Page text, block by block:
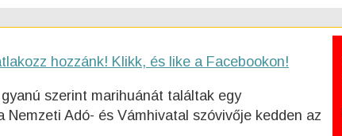
hozzánk! Klikk, és like a Facebookon!
szerint marihuánát találtak egy
Adó- és Vámhivatal szóvivője kedden az